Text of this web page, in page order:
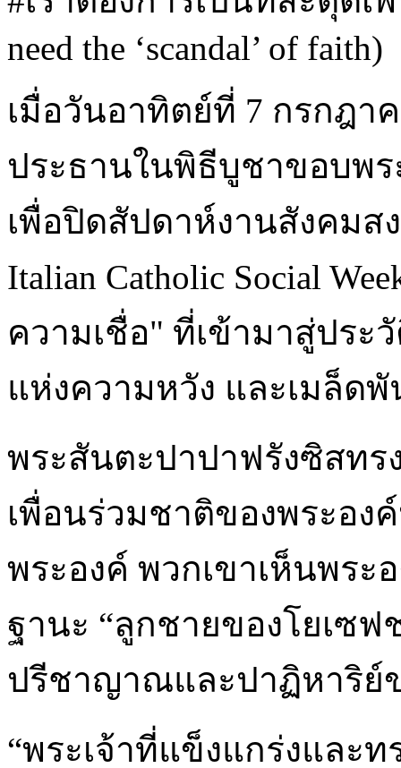
need the ‘scandal’ of faith)
เมื่อวันอาทิตย์ที่ 7 กรกฎา
ประธานในพิธีบูชาขอบพร
เพื่อปิดสัปดาห์งานสังคมส
Italian Catholic Social
ความเชื่อ" ที่เข้ามาสู่ประ
แห่งความหวัง และเมล็ด
พระสันตะปาปาฟรังซิสทร
เพื่อนร่วมชาติของพระอง
พระองค์ พวกเขาเห็นพระ
ฐานะ “ลูกชายของโยเซฟ
ปรีชาญาณและปาฏิหาริย์
“พระเจ้าที่แข็งแกร่งและ